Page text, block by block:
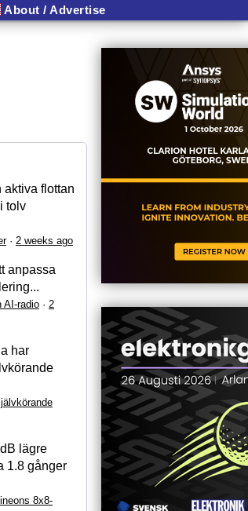
About / Advertise
aktiva flottan
tolv
· 2 weeks ago
anpassa
AI-radio · 2
har
lägre
1.8 gånger
8x8-